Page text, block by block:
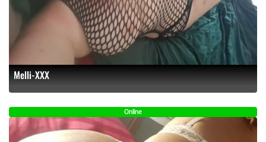
Melli-XXX
Online